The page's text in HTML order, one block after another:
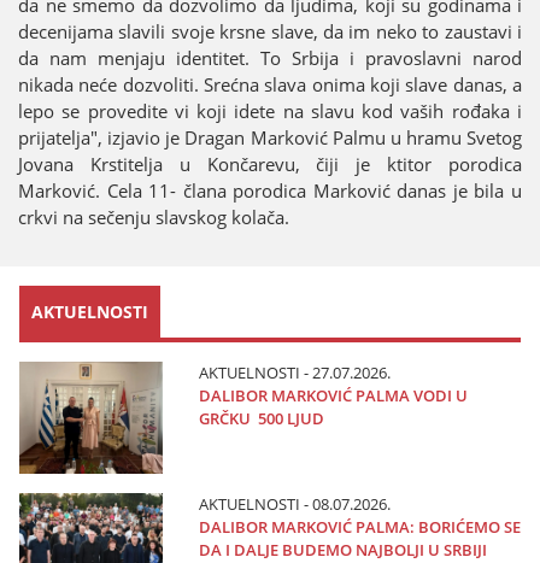
da ne smemo da dozvolimo da ljudima, koјi su godinama i
deceniјama slavili svoјe krsne slave, da im neko to zaustavi i
da nam menjaјu identitet. To Srbiјa i pravoslavni narod
nikada neće dozvoliti. Srećna slava onima koјi slave danas, a
lepo se provedite vi koјi idete na slavu kod vaših rođaka i
priјatelja", izјavio јe Dragan Marković Palmu u hramu Svetog
Јovana Krstitelja u Končarevu, čiјi јe ktitor porodica
Marković. Cela 11- člana porodica Marković danas јe bila u
crkvi na sečenju slavskog kolača.
AKTUELNOSTI
AKTUELNOSTI - 27.07.2026.
DALIBOR MARKOVIĆ PALMA VODI U
GRČKU 500 LJUD
AKTUELNOSTI - 08.07.2026.
DALIBOR MARKOVIĆ PALMA: BORIĆEMO SE
DA I DALJE BUDEMO NAJBOLJI U SRBIJI